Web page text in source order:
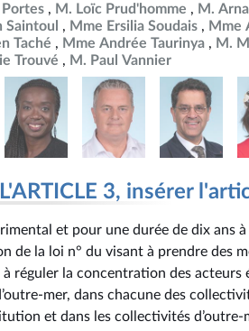
Portes
M. Loïc Prud'homme
M.
Saintoul
Mme Ersilia Soudais
Mme
Taché
Mme Andrée Taurinya
M.
Trouvé
M. Paul Vannier
3, insérer
et pour une durée de dix ans
de la loi n° du visant à prendre des
réguler la concentration des acteurs
mer, dans chacune des
et dans les collectivités d’outre-